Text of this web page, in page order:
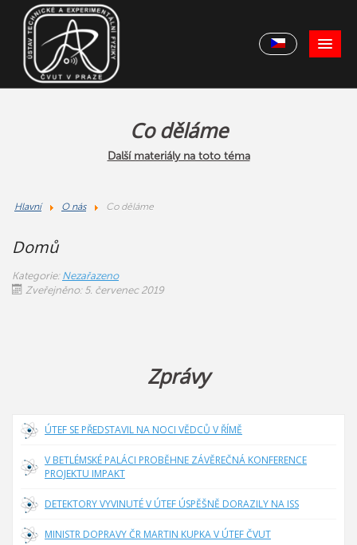
Co děláme
Další materiály na toto téma
Hlavní O nás Co děláme
Domů
Kategorie: Nezařazeno
Zveřejněno: 5. červenec 2019
Zprávy
ÚTEF SE PŘEDSTAVIL NA NOCI VĚDCŮ V ŘÍMĚ
V BETLÉMSKÉ PALÁCI PROBĚHNE ZÁVĚREČNÁ KONFERENCE
PROJEKTU IMPAKT
DETEKTORY VYVINUTÉ V ÚTEF ÚSPĚŠNĚ DORAZILY NA ISS
MINISTR DOPRAVY ČR MARTIN KUPKA V ÚTEF ČVUT